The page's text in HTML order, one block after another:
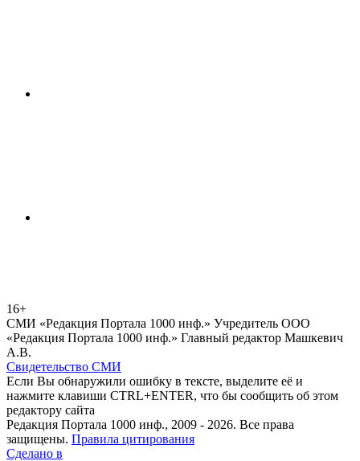
16+
СМИ «Редакция Портала 1000 инф.» Учредитель ООО
«Редакция Портала 1000 инф.» Главный редактор Машкевич
А.В.
Свидетельство СМИ
Если Вы обнаружили ошибку в тексте, выделите её и
нажмите клавиши CTRL+ENTER, что бы сообщить об этом
редактору сайта
Редакция Портала 1000 инф., 2009 - 2026. Все права
защищены. Правила цитирования
Сделано в